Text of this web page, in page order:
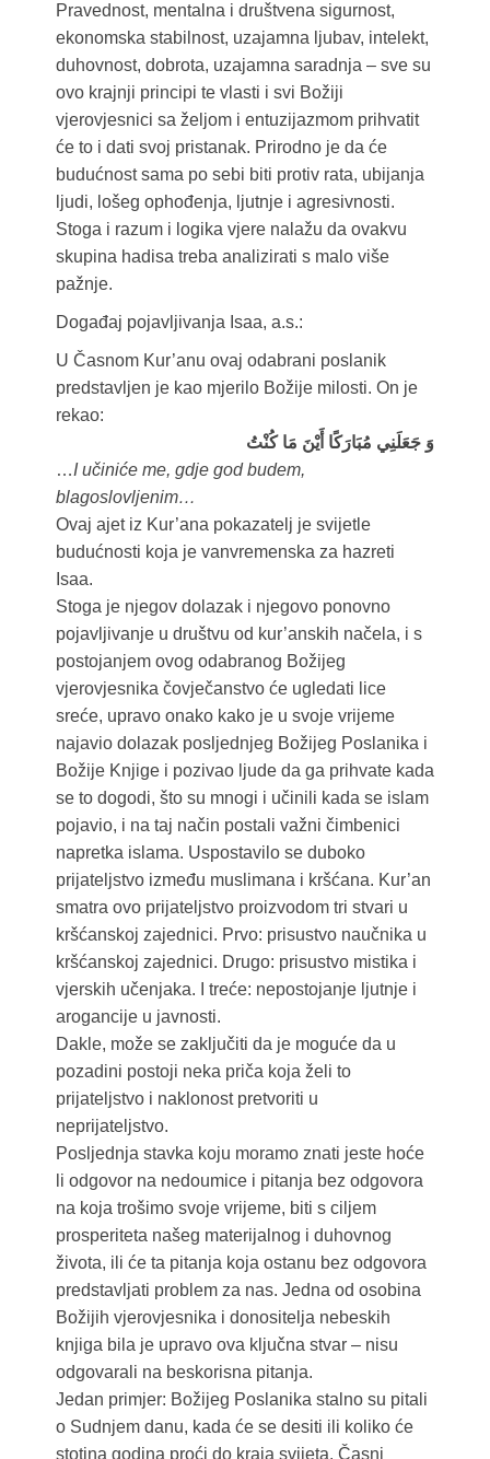
Pravednost, mentalna i društvena sigurnost,
ekonomska stabilnost, uzajamna ljubav, intelekt,
duhovnost, dobrota, uzajamna saradnja – sve su
ovo krajnji principi te vlasti i svi Božiji
vjerovjesnici sa željom i entuzijazmom prihvatit
će to i dati svoj pristanak. Prirodno je da će
budućnost sama po sebi biti protiv rata, ubijanja
ljudi, lošeg ophođenja, ljutnje i agresivnosti.
Stoga i razum i logika vjere nalažu da ovakvu
skupina hadisa treba analizirati s malo više
pažnje.
Događaj pojavljivanja Isaa, a.s.:
U Časnom Kur’anu ovaj odabrani poslanik
predstavljen je kao mjerilo Božije milosti. On je
rekao:
وَ جَعَلَنِي مُبَارَكًا أَيْنَ مَا كُنْتُ
…I učiniće me, gdje god budem,
blagoslovljenim…
Ovaj ajet iz Kur’ana pokazatelj je svijetle
budućnosti koja je vanvremenska za hazreti
Isaa.
Stoga je njegov dolazak i njegovo ponovno
pojavljivanje u društvu od kur’anskih načela, i s
postojanjem ovog odabranog Božijeg
vjerovjesnika čovječanstvo će ugledati lice
sreće, upravo onako kako je u svoje vrijeme
najavio dolazak posljednjeg Božijeg Poslanika i
Božije Knjige i pozivao ljude da ga prihvate kada
se to dogodi, što su mnogi i učinili kada se islam
pojavio, i na taj način postali važni čimbenici
napretka islama. Uspostavilo se duboko
prijateljstvo između muslimana i kršćana. Kur’an
smatra ovo prijateljstvo proizvodom tri stvari u
kršćanskoj zajednici. Prvo: prisustvo naučnika u
kršćanskoj zajednici. Drugo: prisustvo mistika i
vjerskih učenjaka. I treće: nepostojanje ljutnje i
arogancije u javnosti.
Dakle, može se zaključiti da je moguće da u
pozadini postoji neka priča koja želi to
prijateljstvo i naklonost pretvoriti u
neprijateljstvo.
Posljednja stavka koju moramo znati jeste hoće
li odgovor na nedoumice i pitanja bez odgovora
na koja trošimo svoje vrijeme, biti s ciljem
prosperiteta našeg materijalnog i duhovnog
života, ili će ta pitanja koja ostanu bez odgovora
predstavljati problem za nas. Jedna od osobina
Božijih vjerovjesnika i donositelja nebeskih
knjiga bila je upravo ova ključna stvar – nisu
odgovarali na beskorisna pitanja.
Jedan primjer: Božijeg Poslanika stalno su pitali
o Sudnjem danu, kada će se desiti ili koliko će
stotina godina proći do kraja svijeta. Časni